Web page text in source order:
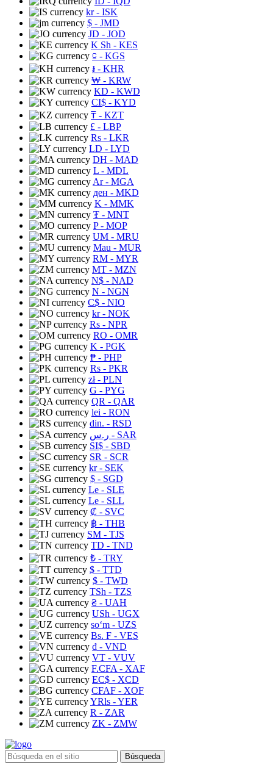
kr- ISK
$ - JMD
JD - JOD
K Sh - KES
⃀ - KGS
៛ - KHR
₩ - KRW
KD - KWD
CI$ - KYD
₸ - KZT
£ - LBP
Rs - LKR
LD - LYD
DH - MAD
L - MDL
Ar- MGA
ден - MKD
K - MMK
₮ - MNT
P- MOP
UM - MRU
Mau - MUR
RM - MYR
MT - MZN
N$ - NAD
N - NGN
C$ - NIO
kr- NOK
Rs - NPR
RO - OMR
K - PGK
₱ - PHP
Rs - PKR
zł- PLN
G - PYG
QR - QAR
lei - RON
din. - RSD
ر.س - SAR
SI$ - SBD
SR - SCR
kr- SEK
$ - SGD
Le - SLE
Le - SLL
₡ - SVC
฿ - THB
ЅМ - TJS
TD - TND
₺ - TRY
$ - TTD
$ - TWD
TSh - TZS
₴ - UAH
USh - UGX
soʻm - UZS
Bs. F - VES
₫ - VND
VT - VUV
F.CFA - XAF
EC$ - XCD
CFAF - XOF
YRls - YER
R - ZAR
ZK - ZMW
Búsqueda